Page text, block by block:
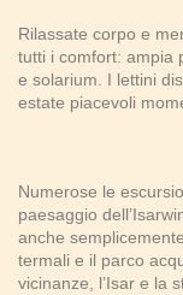
Rilassate corpo e
tutti i comfort: ampia
e solarium. I lettini
estate piacevoli
Numerose le
paesaggio
anche
termali e il parco
vicinanze, l’Isar e la